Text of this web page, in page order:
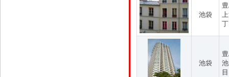
池袋
池袋
目